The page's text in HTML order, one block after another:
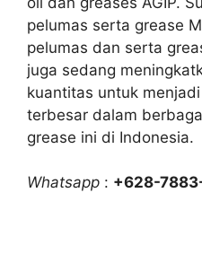
pelumas serta grease
pelumas dan serta
juga sedang
kuantitas untuk
terbesar dalam
grease ini di Indonesia.
Whatsapp : +628-